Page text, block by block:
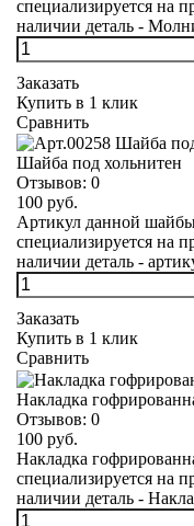
специализируется на
наличии деталь -
Заказать
Купить в 1 клик
Сравнить
Шайба под хольнитен
Отзывов: 0
100 руб.
Артикул данной
специализируется на
наличии деталь -
Заказать
Купить в 1 клик
Сравнить
Накладка
Отзывов: 0
100 руб.
Накладка
специализируется на
наличии деталь -